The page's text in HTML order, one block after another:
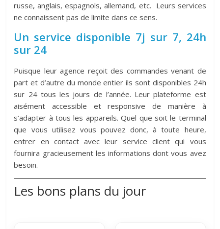
russe, anglais, espagnols, allemand, etc. Leurs services
ne connaissent pas de limite dans ce sens.
Un service disponible 7j sur 7, 24h
sur 24
Puisque leur agence reçoit des commandes venant de
part et d’autre du monde entier ils sont disponibles 24h
sur 24 tous les jours de l’année. Leur plateforme est
aisément accessible et responsive de manière à
s’adapter à tous les appareils. Quel que soit le terminal
que vous utilisez vous pouvez donc, à toute heure,
entrer en contact avec leur service client qui vous
fournira gracieusement les informations dont vous avez
besoin.
Les bons plans du jour